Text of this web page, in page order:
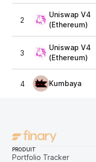
2
Uniswap V4
(Ethereum)
3
Uniswap V4
(Ethereum)
4 Kumbaya
PRODUIT
Portfolio Tracker